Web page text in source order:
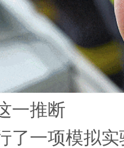
一推断
了一项模拟实